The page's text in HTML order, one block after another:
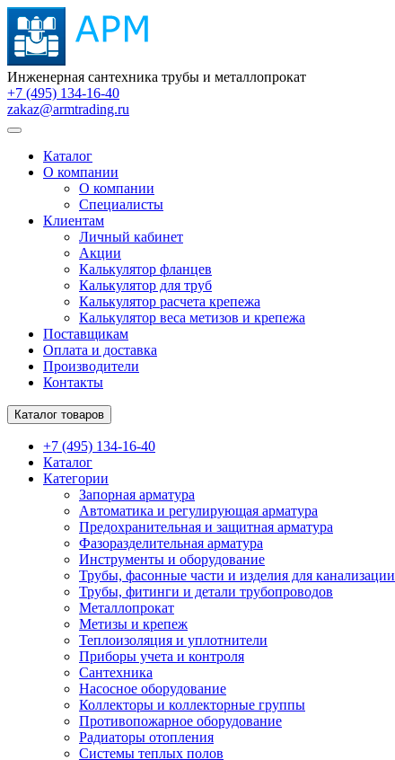
Инженерная сантехника трубы и металлопрокат
+7 (495) 134-16-40
zakaz@armtrading.ru
Каталог
О компании
О компании
Специалисты
Клиентам
Личный кабинет
Акции
Калькулятор фланцев
Калькулятор для труб
Калькулятор расчета крепежа
Калькулятор веса метизов и крепежа
Поставщикам
Оплата и доставка
Производители
Контакты
Каталог товаров
+7 (495) 134-16-40
Каталог
Категории
Запорная арматура
Автоматика и регулирующая арматура
Предохранительная и защитная арматура
Фазоразделительная арматура
Инструменты и оборудование
Трубы, фасонные части и изделия для канализации
Трубы, фитинги и детали трубопроводов
Металлопрокат
Метизы и крепеж
Теплоизоляция и уплотнители
Приборы учета и контроля
Сантехника
Насосное оборудование
Коллекторы и коллекторные группы
Противопожарное оборудование
Радиаторы отопления
Системы теплых полов